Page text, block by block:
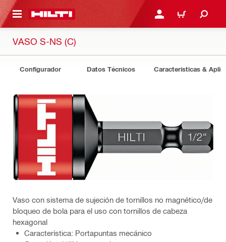
PRINCIPAL INICIE SESIÓN O
CARRITO
VASO S-NS (C)
Configurador Datos Técnicos Características &
Vaso con sistema de sujeción de tornillos no magnético/de
bloqueo de bola para el uso con tornillos de cabeza
hexagonal
Característica: Portapuntas mecánico